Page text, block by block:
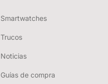
Smartwatches
Trucos
Noticias
Guías de compra